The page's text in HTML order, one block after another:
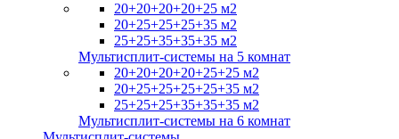
20+20+20+20+25 м2
20+25+25+25+35 м2
25+25+35+35+35 м2
Мультисплит-системы на 5 комнат
20+20+20+20+25+25 м2
20+25+25+25+25+35 м2
25+25+25+35+35+35 м2
Мультисплит-системы на 6 комнат